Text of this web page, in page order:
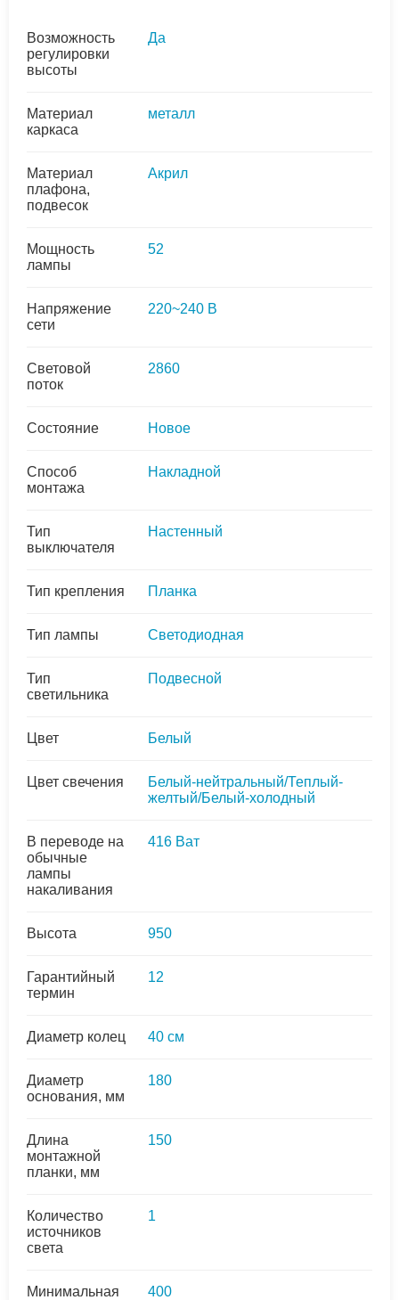
Возможность
регулировки
высоты
Да
Материал
каркаса
металл
Материал
плафона,
подвесок
Акрил
Мощность
лампы
52
Напряжение
сети
220~240 В
Световой
поток
2860
Состояние Новое
Способ
монтажа
Накладной
Тип
выключателя
Настенный
Тип крепления Планка
Тип лампы Светодиодная
Тип
светильника
Подвесной
Цвет Белый
Цвет свечения
Белый-нейтральный/Теплый-
желтый/Белый-холодный
В переводе на
обычные
лампы
накаливания
416 Ват
Высота 950
Гарантийный
термин
12
Диаметр колец 40 см
Диаметр
основания, мм
180
Длина
монтажной
планки, мм
150
Количество
источников
света
1
Минимальная 400